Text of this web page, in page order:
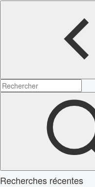
Recherches récentes